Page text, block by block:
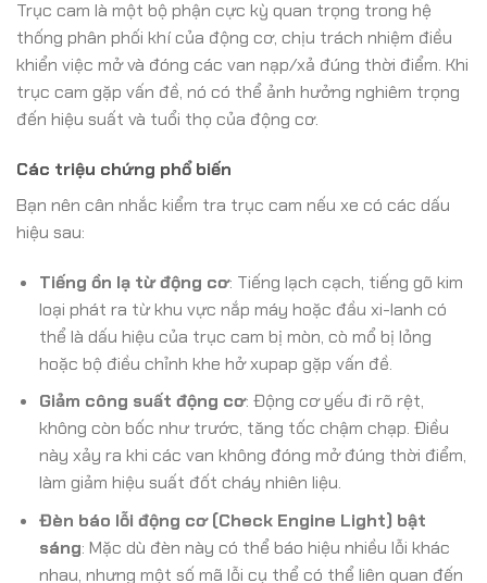
Trục cam là một bộ phận cực kỳ quan trọng trong hệ
thống phân phối khí của động cơ, chịu trách nhiệm điều
khiển việc mở và đóng các van nạp/xả đúng thời điểm. Khi
trục cam gặp vấn đề, nó có thể ảnh hưởng nghiêm trọng
đến hiệu suất và tuổi thọ của động cơ.
Các triệu chứng phổ biến
Bạn nên cân nhắc kiểm tra trục cam nếu xe có các dấu
hiệu sau:
Tiếng ồn lạ từ động cơ: Tiếng lạch cạch, tiếng gõ kim
loại phát ra từ khu vực nắp máy hoặc đầu xi-lanh có
thể là dấu hiệu của trục cam bị mòn, cò mổ bị lỏng
hoặc bộ điều chỉnh khe hở xupap gặp vấn đề.
Giảm công suất động cơ: Động cơ yếu đi rõ rệt,
không còn bốc như trước, tăng tốc chậm chạp. Điều
này xảy ra khi các van không đóng mở đúng thời điểm,
làm giảm hiệu suất đốt cháy nhiên liệu.
Đèn báo lỗi động cơ (Check Engine Light) bật
sáng: Mặc dù đèn này có thể báo hiệu nhiều lỗi khác
nhau, nhưng một số mã lỗi cụ thể có thể liên quan đến